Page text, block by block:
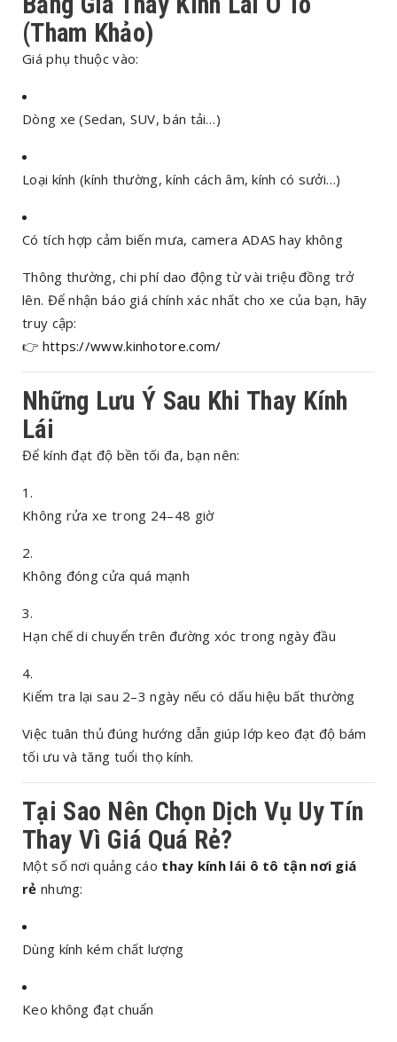
(Tham Khảo)
Giá phụ thuộc vào:
Dòng xe (Sedan, SUV, bán tải…)
Loại kính (kính thường, kính cách âm, kính có sưởi…)
Có tích hợp cảm biến mưa, camera ADAS hay không
Thông thường, chi phí dao động từ vài triệu đồng trở
lên. Để nhận báo giá chính xác nhất cho xe của bạn, hãy
truy cập:
👉 https://www.kinhotore.com/
Những Lưu Ý Sau Khi Thay Kính
Lái
Để kính đạt độ bền tối đa, bạn nên:
Không rửa xe trong 24–48 giờ
Không đóng cửa quá mạnh
Hạn chế di chuyển trên đường xóc trong ngày đầu
Kiểm tra lại sau 2–3 ngày nếu có dấu hiệu bất thường
Việc tuân thủ đúng hướng dẫn giúp lớp keo đạt độ bám
tối ưu và tăng tuổi thọ kính.
Tại Sao Nên Chọn Dịch Vụ Uy Tín
Thay Vì Giá Quá Rẻ?
Một số nơi quảng cáo thay kính lái ô tô tận nơi giá
rẻ nhưng:
Dùng kính kém chất lượng
Keo không đạt chuẩn